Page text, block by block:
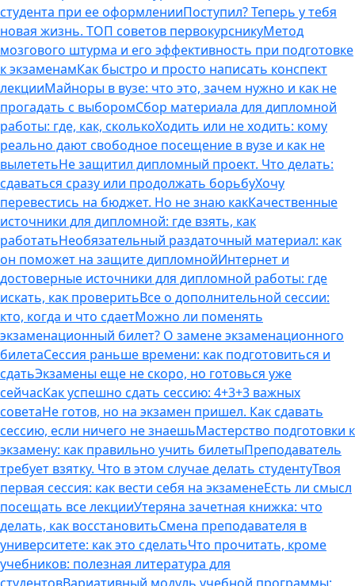
студента при ее оформленииПоступил? Теперь у тебя
новая жизнь. ТОП советов первокурсникуМетод
мозгового штурма и его эффективность при подготовке
к экзаменамКак быстро и просто написать конспект
лекцииМайноры в вузе: что это, зачем нужно и как не
прогадать с выборомСбор материала для дипломной
работы: где, как, сколькоХодить или не ходить: кому
реально дают свободное посещение в вузе и как не
вылететьНе защитил дипломный проект. Что делать:
сдаваться сразу или продолжать борьбуХочу
перевестись на бюджет. Но не знаю какКачественные
источники для дипломной: где взять, как
работатьНеобязательный раздаточный материал: как
он поможет на защите дипломнойИнтернет и
достоверные источники для дипломной работы: где
искать, как проверитьВсе о дополнительной сессии:
кто, когда и что сдаетМожно ли поменять
экзаменационный билет? О замене экзаменационного
билетаСессия раньше времени: как подготовиться и
сдатьЭкзамены еще не скоро, но готовься уже
сейчасКак успешно сдать сессию: 4+3+3 важных
советаНе готов, но на экзамен пришел. Как сдавать
сессию, если ничего не знаешьМастерство подготовки к
экзамену: как правильно учить билетыПреподаватель
требует взятку. Что в этом случае делать студентуТвоя
первая сессия: как вести себя на экзаменеЕсть ли смысл
посещать все лекцииУтеряна зачетная книжка: что
делать, как восстановитьСмена преподавателя в
университете: как это сделатьЧто прочитать, кроме
учебников: полезная литература для